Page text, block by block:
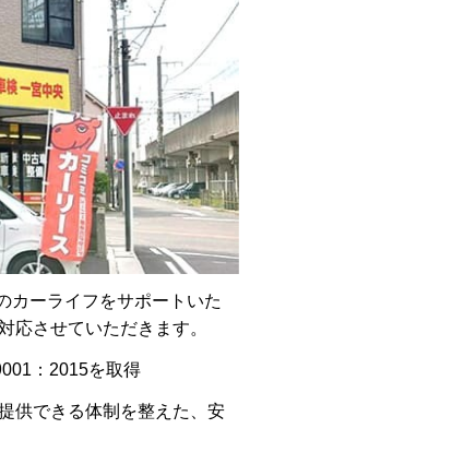
カーライフをサポートいた
応させていただきます。
：2015を取得
供できる体制を整えた、安